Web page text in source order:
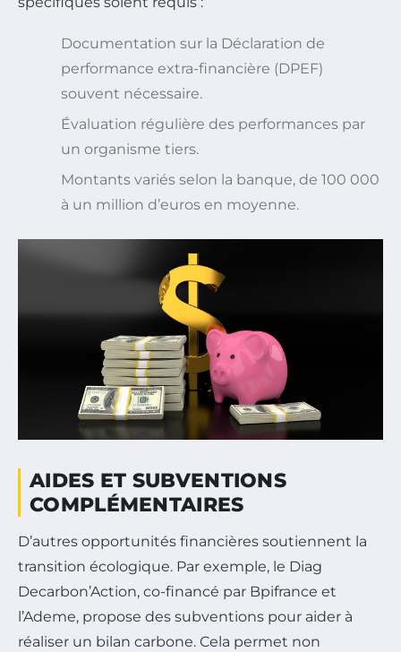
Documentation sur la Déclaration de
performance extra-financière (DPEF)
souvent nécessaire.
Évaluation régulière des performances par
un organisme tiers.
Montants variés selon la banque, de 100 000
à un million d’euros en moyenne.
AIDES ET SUBVENTIONS
COMPLÉMENTAIRES
D’autres opportunités financières soutiennent la
transition écologique. Par exemple, le Diag
Decarbon’Action, co-financé par Bpifrance et
l’Ademe, propose des subventions pour aider à
réaliser un bilan carbone. Cela permet non